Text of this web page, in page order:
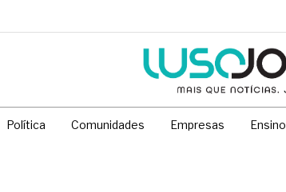
Política Comunidades Empresas Ensino